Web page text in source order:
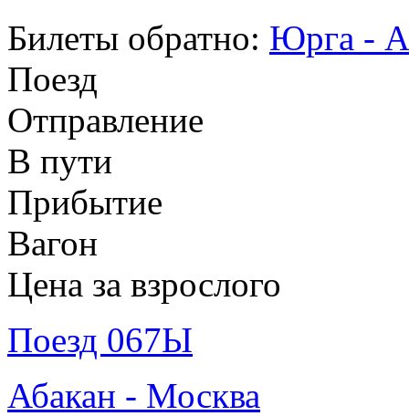
Билеты обратно: Юрга -
Поезд
Отправление
В пути
Прибытие
Вагон
Цена за взрослого
Поезд 067Ы
Абакан - Москва